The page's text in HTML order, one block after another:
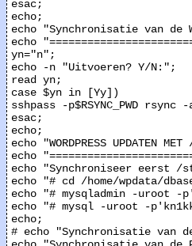
esac;
echo;
echo "Synchronisatie van de
echo
yn="n";
echo -n "Uitvoeren? Y/N:";
read yn;
case $yn in [Yy])
sshpass -p$RSYNC_PWD
esac;
echo;
echo "WORDPRESS UPDATEN
echo
echo "Synchroniseer eerst
echo "# cd /home/wpdata/
echo "# mysqladmin -uroot -
echo "# mysql -uroot -
echo;
# echo "Synchronisatie van